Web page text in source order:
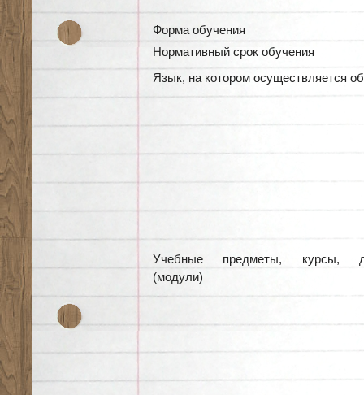
Форма обучения
Нормативный срок обучения
Язык, на котором осуществляется
Учебные предметы, курсы,
(модули)